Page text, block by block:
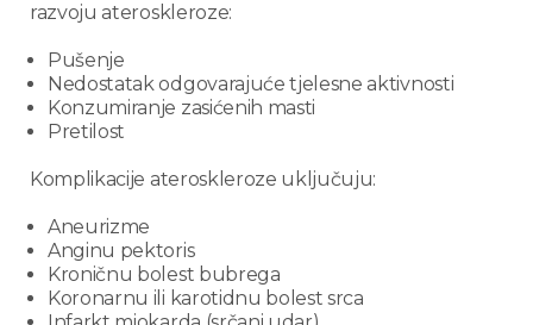
razvoju ateroskleroze:
Pušenje
Nedostatak odgovarajuće tjelesne aktivnosti
Konzumiranje zasićenih masti
Pretilost
Komplikacije ateroskleroze uključuju:
Aneurizme
Anginu pektoris
Kroničnu bolest bubrega
Koronarnu ili karotidnu bolest srca